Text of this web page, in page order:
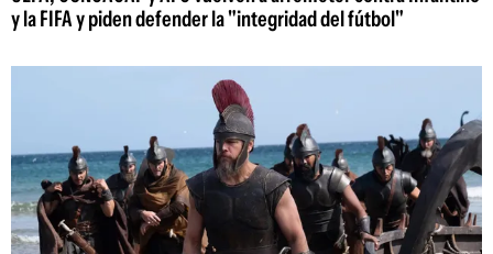
y la FIFA y piden defender la "integridad del fútbol"